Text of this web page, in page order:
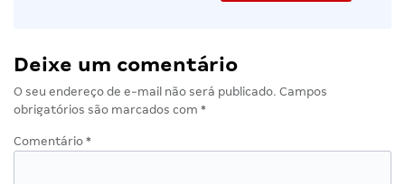
Deixe um comentário
O seu endereço de e-mail não será publicado. Campos
obrigatórios são marcados com *
Comentário *